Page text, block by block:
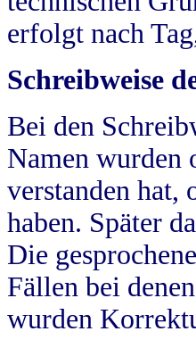
erfolgt nach
Schreibweise
Bei den
Namen wurden
verstanden hat,
haben. Später
Die
Fällen bei
wurden